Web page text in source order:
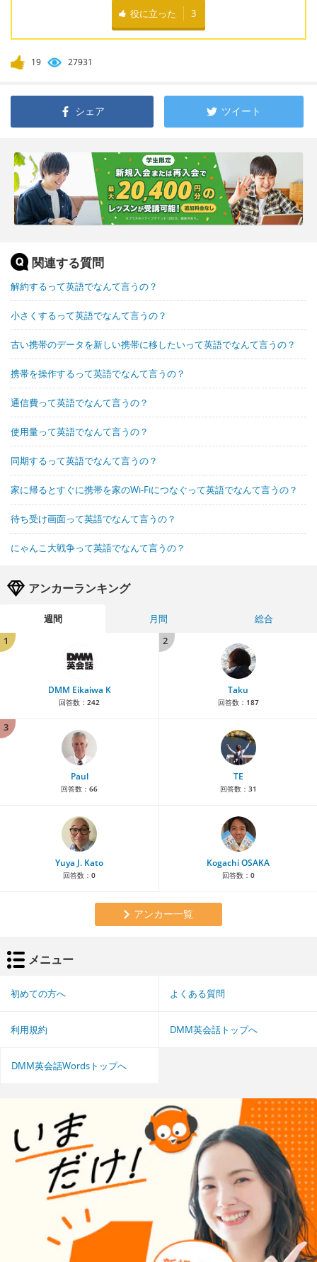
役に立った 3
19 27931
シェア ツイート
関連する質問
解約するって英語でなんて言うの？
小さくするって英語でなんて言うの？
古い携帯のデータを新しい携帯に移したいって英語でなんて言うの？
携帯を操作するって英語でなんて言うの？
通信費って英語でなんて言うの？
使用量って英語でなんて言うの？
同期するって英語でなんて言うの？
家に帰るとすぐに携帯を家のWi-Fiにつなぐって英語でなんて言うの？
待ち受け画面って英語でなんて言うの？
にゃんこ大戦争って英語でなんて言うの？
アンカーランキング
週間 月間
総合
1
DMM Eikaiwa K
回答数： 242
2
Taku
回答数： 187
3
Paul
回答数： 66
TE
回答数： 31
Yuya J. Kato
回答数： 0
Kogachi OSAKA
回答数： 0
アンカー一覧
メニュー
初めての方へ よくある質問
利用規約 DMM英会話トップへ
DMM英会話Wordsトップへ